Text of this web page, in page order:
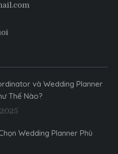
và Wedding Planner
Thế Nào?
Wedding Planner Phù